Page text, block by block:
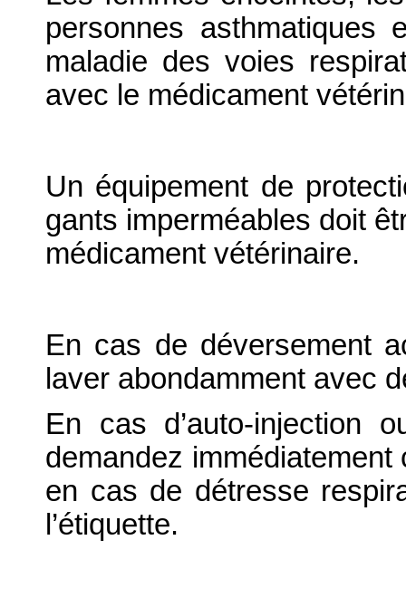
personnes asthmatiques
maladie des voies
avec le médicament
Un équipement de
gants imperméables doit
médicament vétérinaire.
En cas de déversement
laver abondamment avec
En cas d’auto-injection
demandez
en cas de détresse
l’étiquette.